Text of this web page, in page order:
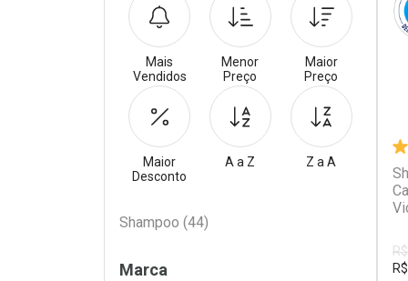
R$
Mais
Vendidos
Menor
Preço
Maior
Preço
Maior
Desconto
A a Z Z a A
Filtros
Shampoo (44)
Marca